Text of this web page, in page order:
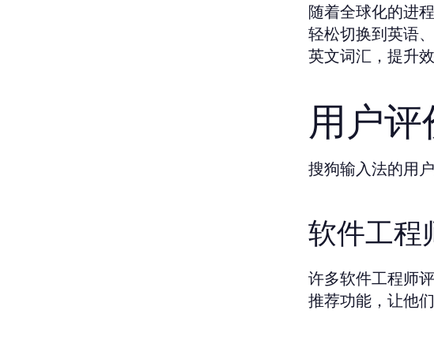
随着全球化的进
轻松切换到英语
英文词汇，提升效
用户
搜狗输入法的用
软件工程
许多软件工程师
推荐功能，让他